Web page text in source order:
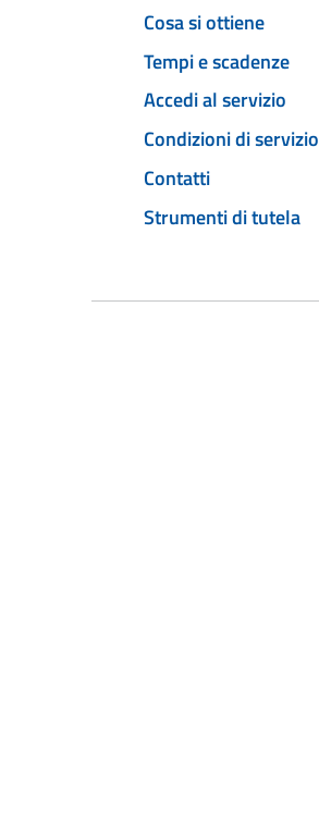
Cosa si ottiene
Tempi e scadenze
Accedi al servizio
Condizioni di servizio
Contatti
Strumenti di tutela